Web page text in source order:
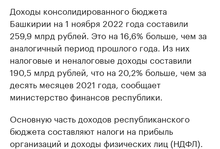
Доходы консолидированного бюджета
Башкирии на 1 ноября 2022 года составили
259,9 млрд рублей. Это на 16,6% больше, чем за
аналогичный период прошлого года. Из них
налоговые и неналоговые доходы составили
190,5 млрд рублей, что на 20,2% больше, чем за
десять месяцев 2021 года, сообщает
министерство финансов республики.
Основную часть доходов республиканского
бюджета составляют налоги на прибыль
организаций и доходы физических лиц (НДФЛ).